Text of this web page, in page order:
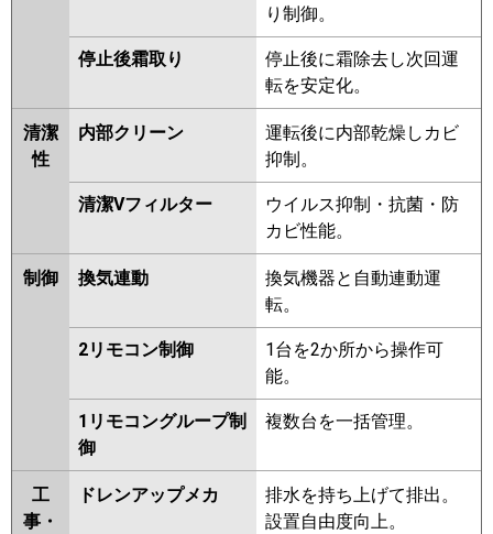
り制御。
停止後霜取り
停止後に霜除去し次回運
転を安定化。
清潔
性
内部クリーン
運転後に内部乾燥しカビ
抑制。
清潔Vフィルター
ウイルス抑制・抗菌・防
カビ性能。
制御 換気連動
換気機器と自動連動運
転。
2リモコン制御
1台を2か所から操作可
能。
1リモコングループ制
御
複数台を一括管理。
工
事・
ドレンアップメカ
排水を持ち上げて排出。
設置自由度向上。